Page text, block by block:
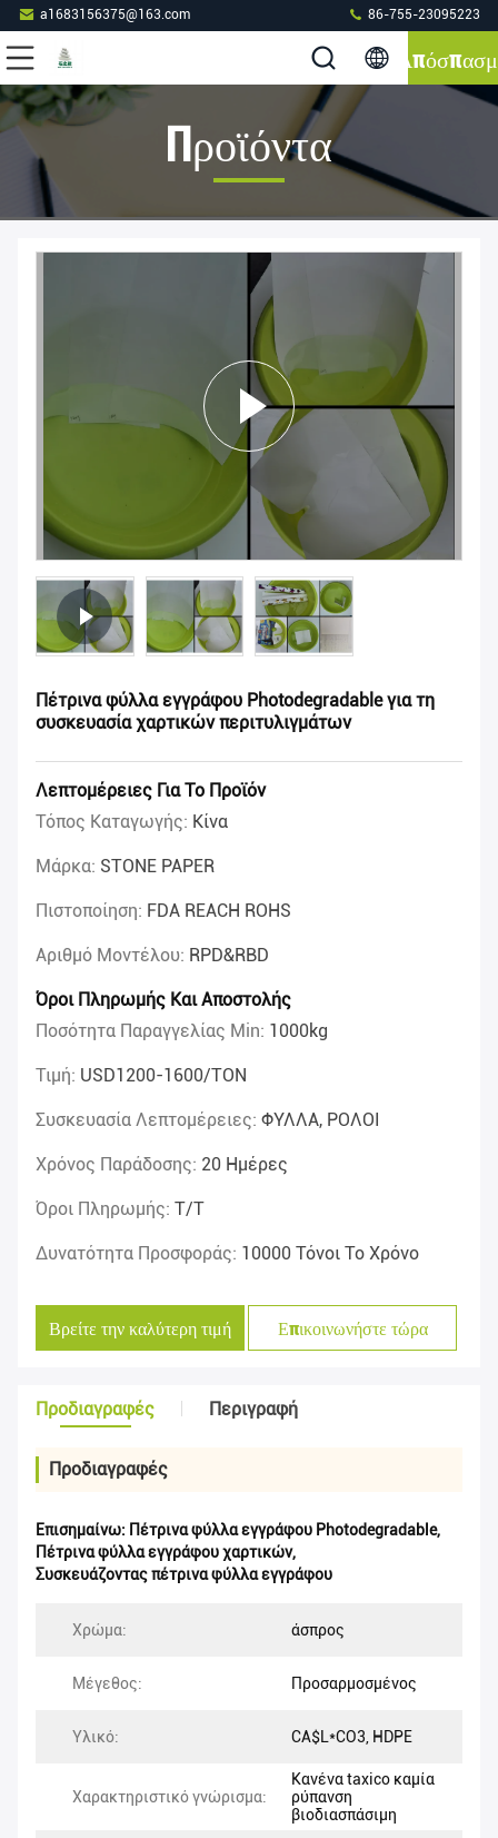
a1683156375@163.com 86-755-23095223
Προϊόντα
Πέτρινα φύλλα εγγράφου Photodegradable για τη
συσκευασία χαρτικών περιτυλιγμάτων
Λεπτομέρειες Για Το Προϊόν
Τόπος Καταγωγής: Κίνα
Μάρκα: STONE PAPER
Πιστοποίηση: FDA REACH ROHS
Αριθμό Μοντέλου: RPD&RBD
Όροι Πληρωμής Και Αποστολής
Ποσότητα Παραγγελίας Min: 1000kg
Τιμή: USD1200-1600/TON
Συσκευασία Λεπτομέρειες: ΦΥΛΛΑ, ΡΟΛΟΙ
Χρόνος Παράδοσης: 20 Ημέρες
Όροι Πληρωμής: T/T
Δυνατότητα Προσφοράς: 10000 Τόνοι Το Χρόνο
Βρείτε την καλύτερη τιμή Επικοινωνήστε τώρα
Προδιαγραφές Περιγραφή
Προδιαγραφές
Επισημαίνω: Πέτρινα φύλλα εγγράφου Photodegradable,
Πέτρινα φύλλα εγγράφου χαρτικών,
Συσκευάζοντας πέτρινα φύλλα εγγράφου
Χρώμα: άσπρος
Μέγεθος: Προσαρμοσμένος
Υλικό: CA$L*CO3, HDPE
Χαρακτηριστικό γνώρισμα:
Κανένα taxico καμία
ρύπανση
βιοδιασπάσιμη